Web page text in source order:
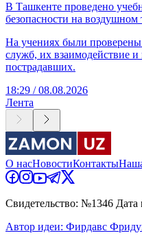
В Ташкенте проведено
безопасности на воздушном
На учениях были проверены
служб, их взаимодействие и
пострадавших.
18:29 / 08.08.2026
Лента
О насНовостиКонтакты
Свидетельство: №1346 Дата
Автор идеи: Фирдавс